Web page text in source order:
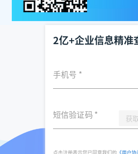
2亿+企业信息精准
手机号 *
短信验证码 * 获
点击注册表示您已同意我们的 《用户协